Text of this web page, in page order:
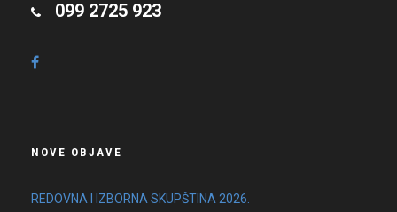
099 2725 923
NOVE OBJAVE
REDOVNA I IZBORNA SKUPŠTINA 2026.